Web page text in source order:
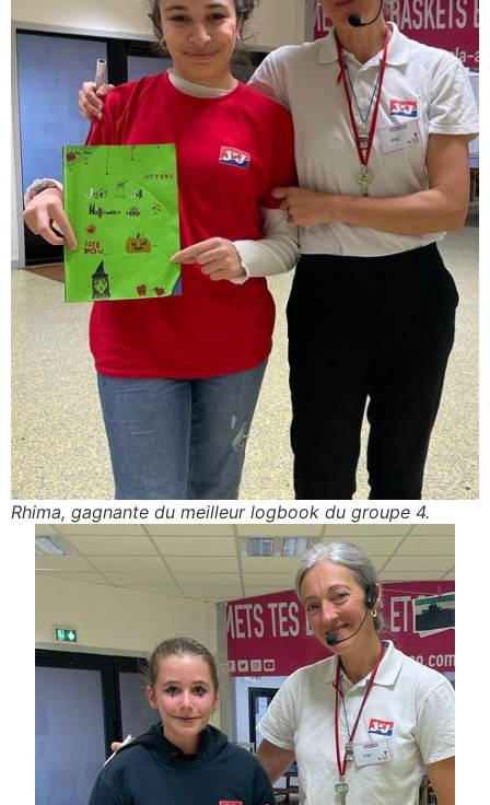
Rhima, gagnante du meilleur logbook du groupe 4.